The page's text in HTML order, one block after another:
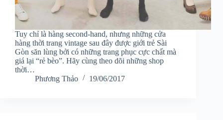
Tuy chỉ là hàng second-hand, nhưng những cửa
hàng thời trang vintage sau đây được giới trẻ Sài
Gòn săn lùng bởi có những trang phục cực chất mà
giá lại “rẻ bèo”. Hãy cùng theo dõi những shop
thời…
Phương Thảo
19/06/2017